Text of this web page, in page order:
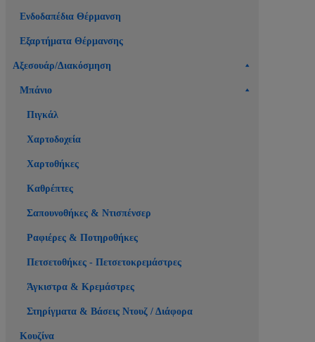
Ενδοδαπέδια Θέρμανση
Εξαρτήματα Θέρμανσης
Αξεσουάρ/Διακόσμηση
Μπάνιο
Πιγκάλ
Χαρτοδοχεία
Χαρτοθήκες
Καθρέπτες
Σαπουνοθήκες & Ντισπένσερ
Ραφιέρες & Ποτηροθήκες
Πετσετοθήκες - Πετσετοκρεμάστρες
Άγκιστρα & Κρεμάστρες
Στηρίγματα & Βάσεις Ντουζ / Διάφορα
Κουζίνα